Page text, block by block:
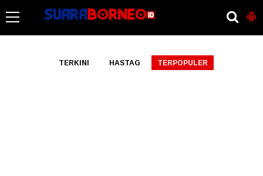
TERKINI HASTAG TERPOPULER